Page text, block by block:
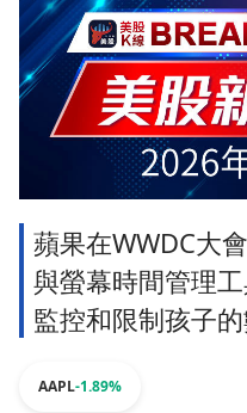
蘋果在WWDC大
與螢幕時間管理
監控和限制孩子的
AAPL-1.89%